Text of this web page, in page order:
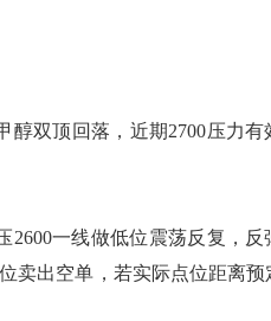
双顶回落，近期2700压力有
一线做低位震荡反复，反
卖出空单，若实际点位距离